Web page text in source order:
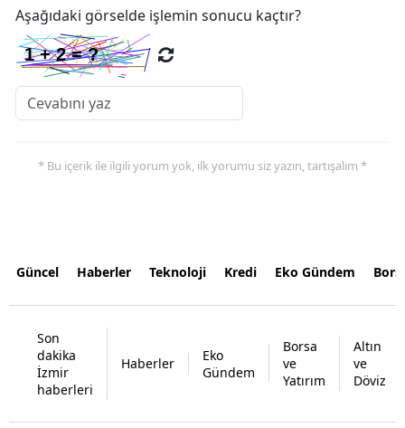
Aşağıdaki görselde işlemin sonucu kaçtır?
* Bu içerik ile ilgili yorum yok, ilk yorumu siz yazın, tartışalım *
Güncel Haberler Teknoloji Kredi Eko Gündem
Son
dakika
İzmir
haberleri
Haberler
Eko
Gündem
Borsa
ve
Yatırım
Altın
ve
Döviz